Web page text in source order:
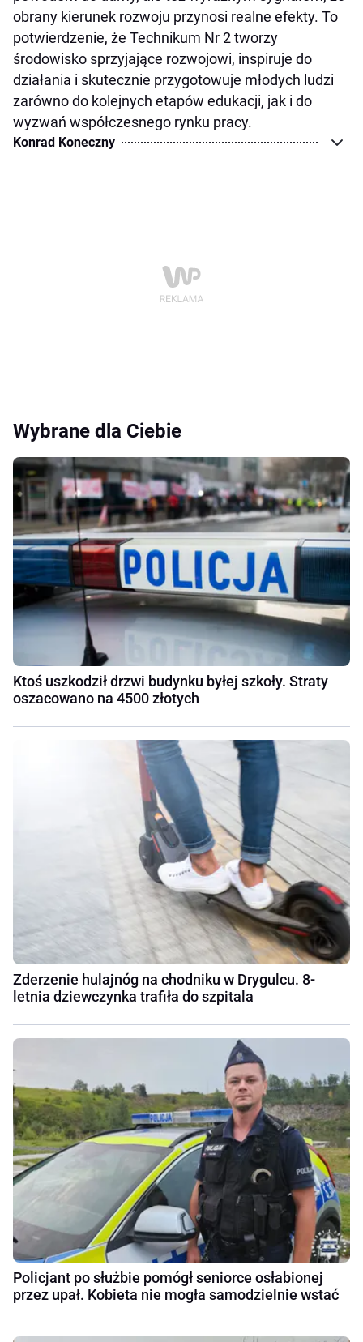
obrany kierunek rozwoju przynosi realne efekty. To
potwierdzenie, że Technikum Nr 2 tworzy
środowisko sprzyjające rozwojowi, inspiruje do
działania i skutecznie przygotowuje młodych ludzi
zarówno do kolejnych etapów edukacji, jak i do
wyzwań współczesnego rynku pracy.
Konrad Koneczny
Wybrane dla Ciebie
Ktoś uszkodził drzwi budynku byłej szkoły. Straty
oszacowano na 4500 złotych
Zderzenie hulajnóg na chodniku w Drygulcu. 8-
letnia dziewczynka trafiła do szpitala
Policjant po służbie pomógł seniorce osłabionej
przez upał. Kobieta nie mogła samodzielnie wstać